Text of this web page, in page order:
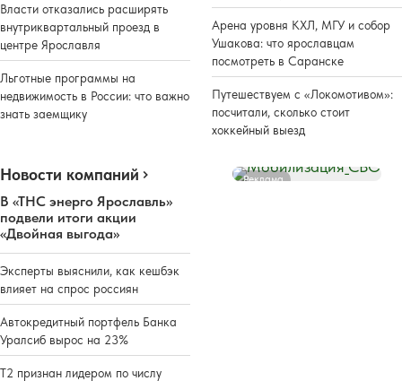
Власти отказались расширять
внутриквартальный проезд в
центре Ярославля
Льготные программы на
недвижимость в России: что важно
знать заемщику
Арена уровня КХЛ, МГУ и собор
Ушакова: что ярославцам
посмотреть в Саранске
Путешествуем с «Локомотивом»:
посчитали, сколько стоит
хоккейный выезд
Новости компаний
В «ТНС энерго Ярославль»
подвели итоги акции
«Двойная выгода»
Эксперты выяснили, как кешбэк
влияет на спрос россиян
Автокредитный портфель Банка
Уралсиб вырос на 23%
Т2 признан лидером по числу
Реклама